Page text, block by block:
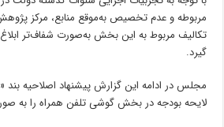
مربوطه و عدم‌ تخصیص به‌موقع منابع، مرکز
تکالیف مربوط به این بخش به‌صورت شفاف‌تر
گیرد.
لایحه بودجه در بخش گوشی تلفن همراه را به